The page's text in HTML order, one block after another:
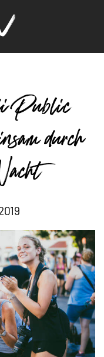
Public
durch